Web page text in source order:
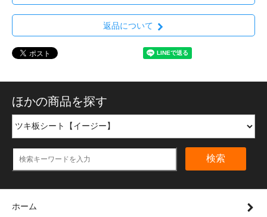
返品について
ほかの商品を探す
検索
ホーム